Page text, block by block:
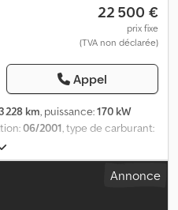
22 500 €
prix fixe
(TVA non déclarée)
Appel
228 km, puissance:170 kW
06/2001 , type de carburant:
inspection (TÜV):
mécanique,
, Lanterneau, caméra deAnnonce